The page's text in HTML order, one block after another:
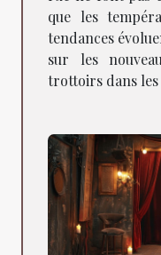
que les
tendances
sur les
trottoirs dans les